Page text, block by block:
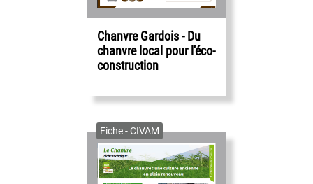
Chanvre Gardois - Du
chanvre local pour l'éco-
construction
Fiche - CIVAM